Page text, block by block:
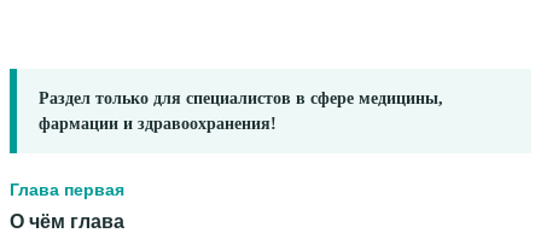
Раздел только для специалистов в сфере медицины,
фармации и здравоохранения!
Глава первая
О чём глава